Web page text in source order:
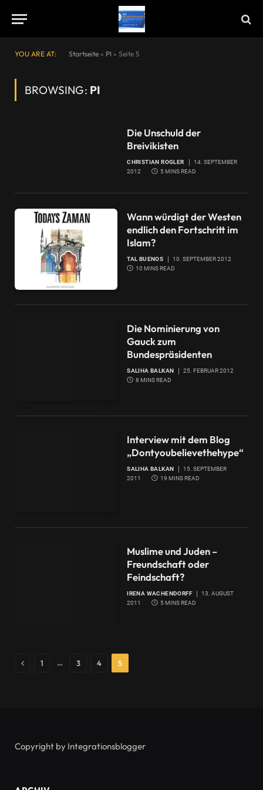
YOU ARE AT: Startseite » PI » Seite 5
BROWSING: PI
Die Unschuld der
Breivikisten
CHRISTIAN ROGLER
14. SEPTEMBER
2012
5 MINS READ
Wann würdigt der Westen
endlich den Fortschritt im
Islam?
TAL BUENOS
10. SEPTEMBER 2012
10 MINS READ
Die Nominierung von
Gauck zum
Bundespräsidenten
SALIHA BALKAN
25. FEBRUAR 2012
8 MINS READ
Interview mit dem Blog
„Dontyoubelievethehype“
SALIHA BALKAN
15. SEPTEMBER
2011
19 MINS READ
Muslime und Juden –
Freundschaft oder
Feindschaft?
IRENA WACHENDORFF
13. AUGUST
2011
5 MINS READ
Previous
1 … 3 4 5
Copyright by Integrationsblogger